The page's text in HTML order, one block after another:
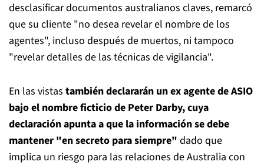
desclasificar documentos australianos claves, remarcó
que su cliente "no desea revelar el nombre de los
agentes", incluso después de muertos, ni tampoco
"revelar detalles de las técnicas de vigilancia".
En las vistas también declararán un ex agente de ASIO
bajo el nombre ficticio de Peter Darby, cuya
declaración apunta a que la información se debe
mantener "en secreto para siempre" dado que
implica un riesgo para las relaciones de Australia con